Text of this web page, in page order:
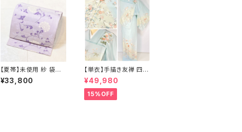
【夏帯】未使用 紗 袋帯
唐花 正絹 紫 白 淡藤色
729
¥33,800
【単衣】手描き友禅 四季
の花々 正絹 訪問着 水
色 黄緑 白 パステルカラ
ー 1431
¥49,980
15%OFF